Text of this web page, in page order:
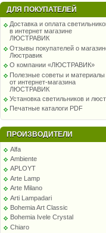
ДЛЯ ПОКУПАТЕЛЕЙ
Доставка и оплата
в интернет магазине
ЛЮСТРАВИК
Отзывы покупателей о
Люстравик
О компании «ЛЮСТРАВИК»
Полезные советы и материалы
от интернет-магазина
ЛЮСТРАВИК
Установка светильников и
Печатные каталоги PDF
ПРОИЗВОДИТЕЛИ
Alfa
Ambiente
APLOYT
Arte Lamp
Arte Milano
Arti Lampadari
Bohemia Art Classic
Bohemia Ivele Crystal
Chiaro